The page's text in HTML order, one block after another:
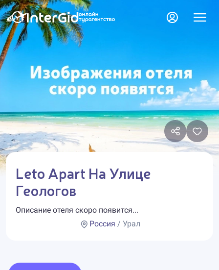
Leto Apart На Улице
Геологов
Описание отеля скоро появится...
Россия / Урал